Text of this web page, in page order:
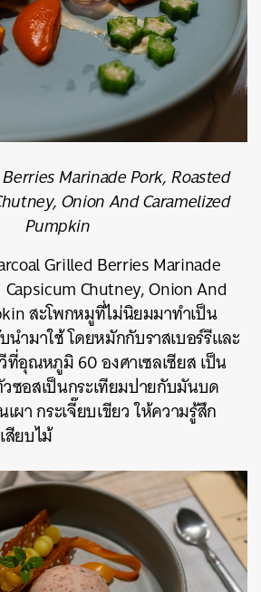
Marinade Pork, Roasted
Onion And Caramelized
Pumpkin
Grilled Berries Marinade
Chutney, Onion And
สะโพกหมูที่ไม่นิยมมาทำเป็น
นำมาใช้ โดยหมักกับราสเบอร์รีและ
ที่อุณหภูมิ 60 องศาเซลเซียส เป็น
วซอสเป็นกระเทียมปายกับมันบด
เผากระเจี๊ยบเขียว ให้ความรู้สึก
สียบไม้